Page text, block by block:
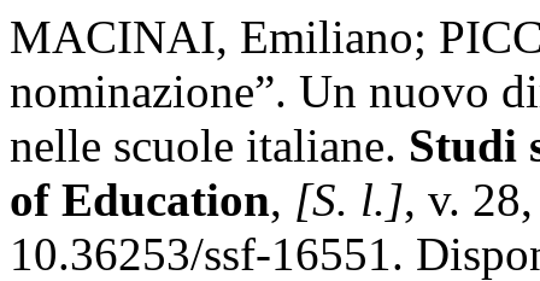
MACINAI, Emiliano;
nominazione”. Un nuovo
nelle scuole italiane. Studi
of Education, [S. l.], v.
10.36253/ssf-16551.